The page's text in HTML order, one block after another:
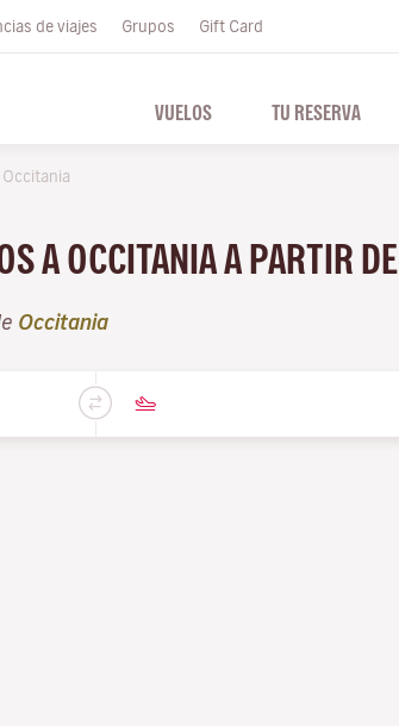
de viajes Grupos Gift Card
VUELOS TU RESERVA
A OCCITANIA A PARTIR DE
Occitania